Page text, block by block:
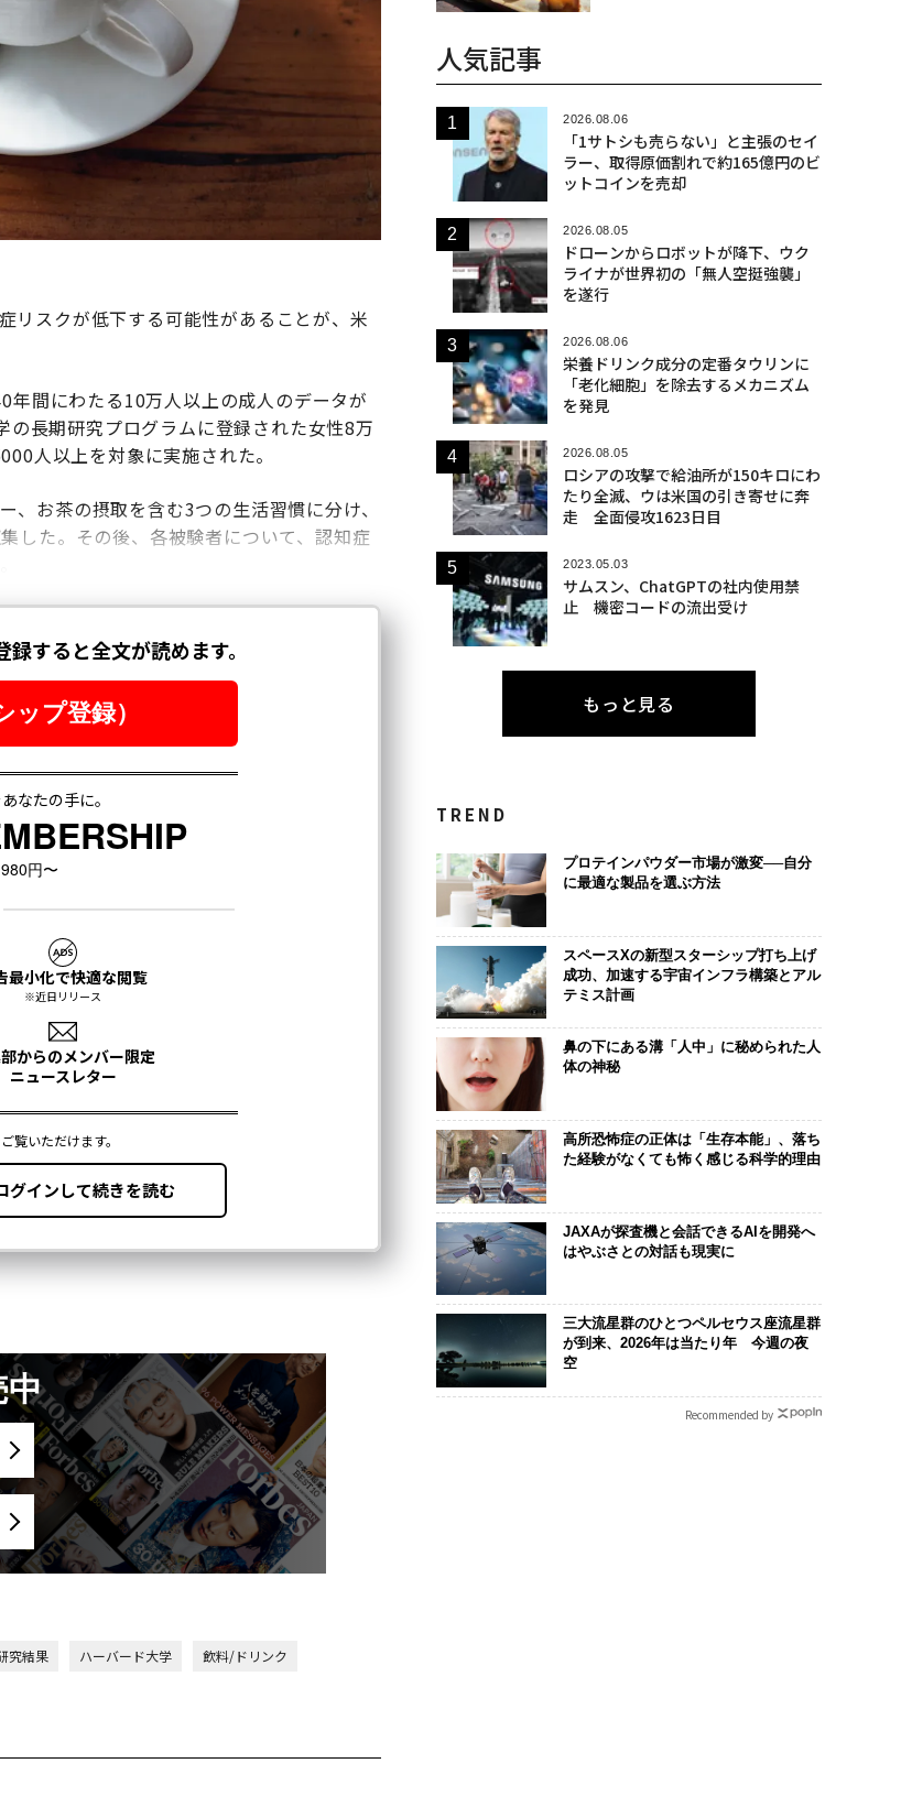
リスクが低下する可能性があることが、米
年間にわたる10万人以上の成人のデータが
長期研究プログラムに登録された女性8万
人以上を対象に実施された。
お茶の摂取を含む3つの生活習慣に分け、
した。その後、各被験者について、認知症
中
究結果 ハーバード大学
飲料/ドリンク
人気記事
2026.08.06
「1サトシも売らない」と主張のセイ
ラー、取得原価割れで約165億円のビ
ットコインを売却
2026.08.05
ドローンからロボットが降下、ウク
ライナが世界初の「無人空挺強襲」
を遂行
2026.08.06
栄養ドリンク成分の定番タウリンに
「老化細胞」を除去するメカニズム
を発見
2026.08.05
ロシアの攻撃で給油所が150キロにわ
たり全滅、ウは米国の引き寄せに奔
走 全面侵攻1623日目
2023.05.03
サムスン、ChatGPTの社内使用禁
止 機密コードの流出受け
もっと見る
TREND
プロテインパウダー市場が激変──自分
に最適な製品を選ぶ方法
スペースXの新型スターシップ打ち上げ
成功、加速する宇宙インフラ構築とアル
テミス計画
鼻の下にある溝「人中」に秘められた人
体の神秘
高所恐怖症の正体は「生存本能」、落ち
た経験がなくても怖く感じる科学的理由
JAXAが探査機と会話できるAIを開発へ
はやぶさとの対話も現実に
三大流星群のひとつペルセウス座流星群
が到来、2026年は当たり年 今週の夜
空
Recommended by